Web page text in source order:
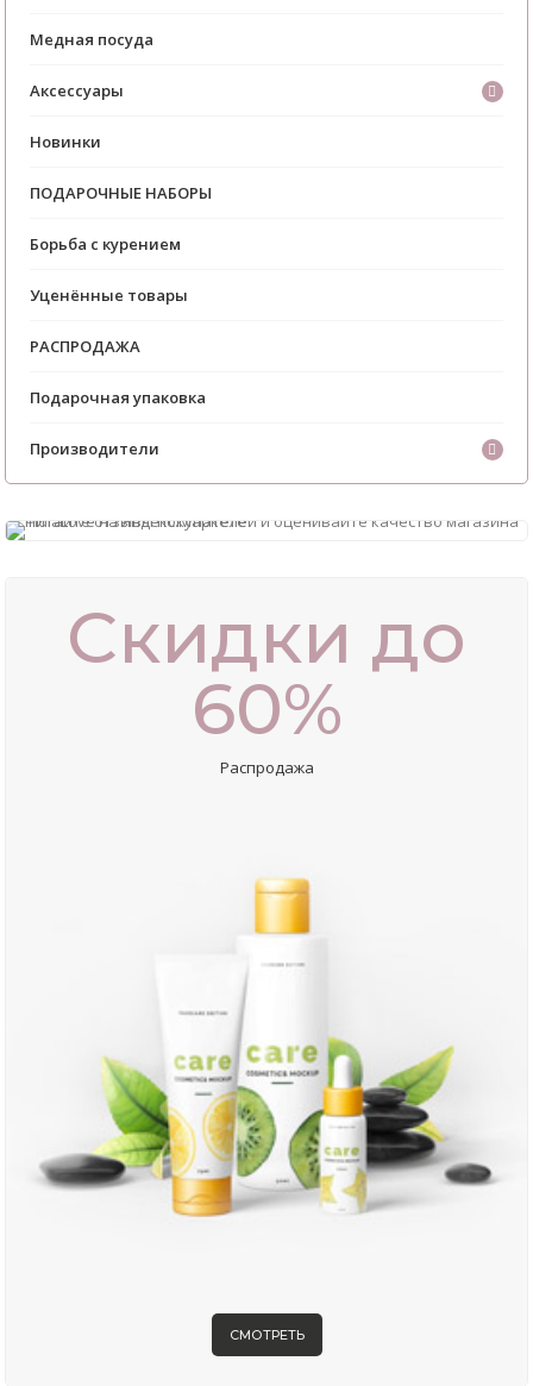
Медная посуда
Аксессуары
Новинки
ПОДАРОЧНЫЕ НАБОРЫ
Борьба с курением
Уценённые товары
РАСПРОДАЖА
Подарочная упаковка
Производители
Скидки до
60%
Распродажа
СМОТРЕТЬ